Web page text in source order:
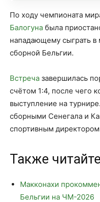
По ходу чемпионата
Балогуна была
нападающему сыграть в
сборной Бельгии.
Встреча завершилась
счётом 1:4, после чего
выступление на
сборными Сенегала и
спортивным
Также читайте
Макконахи
Бельгии на ЧМ-2026